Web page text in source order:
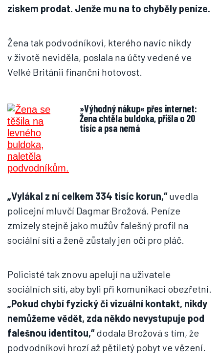
ziskem prodat. Jenže mu na to chyběly peníze.
Žena tak podvodníkovi, kterého navíc nikdy
v životě neviděla, poslala na účty vedené ve
Velké Británii finanční hotovost.
»Výhodný nákup« přes internet:
Žena chtěla buldoka, přišla o 20
tisíc a psa nemá
„Vylákal z ní celkem 334 tisíc korun,“uvedla
policejní mluvčí Dagmar Brožová. Peníze
zmizely stejně jako mužův falešný profil na
sociální síti a ženě zůstaly jen oči pro pláč.
Policisté tak znovu apelují na uživatele
sociálních sítí, aby byli při komunikaci obezřetní.
„Pokud chybí fyzický či vizuální kontakt, nikdy
nemůžeme vědět, zda někdo nevystupuje pod
falešnou identitou,“dodala Brožová s tím, že
podvodníkovi hrozí až pětiletý pobyt ve vězení.